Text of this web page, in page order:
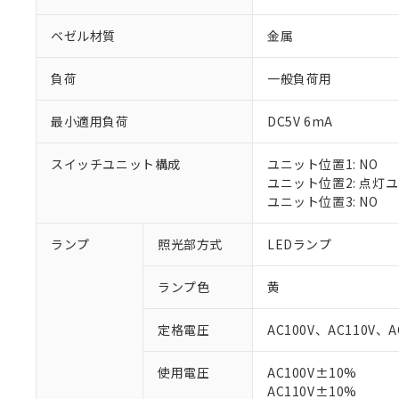
ベゼル材質 金属
負荷 一般負荷用
最小適用負荷 DC5V 6mA
スイッチユニット構成
ユニット位置1: NO
ユニット位置2: 点灯
ユニット位置3: NO
ランプ 照光部方式 LEDランプ
ランプ色 黄
定格電圧 AC100V、AC110V、
使用電圧
AC100V±10%
AC110V±10%
ご利用条件
※1 対応状況
対応予定なし：
調査・確認中：
非該当品：ライセ
仕入先様の事情に
※1 中国